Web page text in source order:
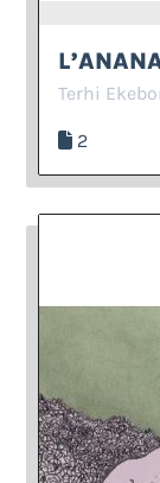
Terhi
2